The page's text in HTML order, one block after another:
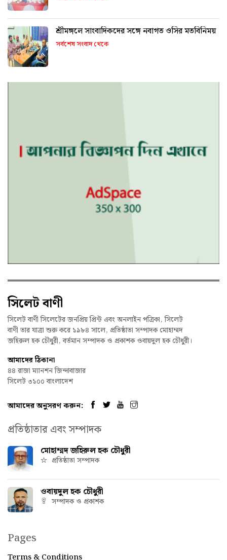
শ্রীমঙ্গলে সাংবাদিকদের সঙ্গে নবাগত ওসির মতবিনিময়
সর্বশেষ সংবাদ থেকে
সিলেট বাণী
সিলেট বাণী সিলেটের জনপ্রিয় প্রিন্ট এবং অনলাইন পত্রিকা, সিলেট
বাণী তার যাত্রা শুরু করে ১৯৮৪ সালে, প্রতিষ্ঠাতা সম্পাদক মোহাম্মদ
জহিরুল হক চৌধুরী, বর্তমান সম্পাদক ও প্রকাশক ওবায়দুল হক চৌধুরী।
আমাদের ঠিকানা
৪৪ রাজা ম্যানশন জিন্দাবাজার
সিলেট ৩১০০ বাংলাদেশ
আমাদের অনুসরণ করুন:
প্রতিষ্ঠাতার এবং সম্পাদক
মোহাম্মদ জহিরুল হক চৌধুরী
প্রতিষ্ঠাতা সম্পাদক
ওবায়দুল হক চৌধুরী
সম্পাদক ও প্রকাশক
Pages
Terms & Conditions